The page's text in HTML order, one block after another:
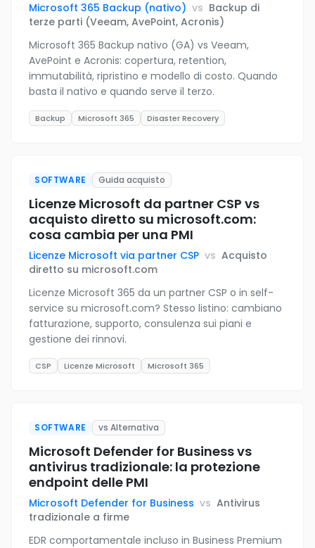
Microsoft 365 Backup (nativo) vs Backup di
terze parti (Veeam, AvePoint, Acronis)
Microsoft 365 Backup nativo (GA) vs Veeam,
AvePoint e Acronis: copertura, retention,
immutabilità, ripristino e modello di costo. Quando
basta il nativo e quando serve il terzo.
Backup Microsoft 365 Disaster Recovery
SOFTWARE Guida acquisto
Licenze Microsoft da partner CSP vs
acquisto diretto su microsoft.com:
cosa cambia per una PMI
Licenze Microsoft via partner CSP vs Acquisto
diretto su microsoft.com
Licenze Microsoft 365 da un partner CSP o in self-
service su microsoft.com? Stesso listino: cambiano
fatturazione, supporto, consulenza sui piani e
gestione dei rinnovi.
CSP Licenze Microsoft Microsoft 365
SOFTWARE vs Alternativa
Microsoft Defender for Business vs
antivirus tradizionale: la protezione
endpoint delle PMI
Microsoft Defender for Business vs Antivirus
tradizionale a firme
EDR comportamentale incluso in Business Premium